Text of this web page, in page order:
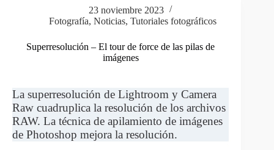
23 noviembre 2023
Fotografía,Noticias,Tutoriales fotográficos
Superresolución – El tour de force de las pilas de
imágenes
La superresolución de Lightroom y Camera
Raw cuadruplica la resolución de los archivos
RAW. La técnica de apilamiento de imágenes
de Photoshop mejora la resolución.